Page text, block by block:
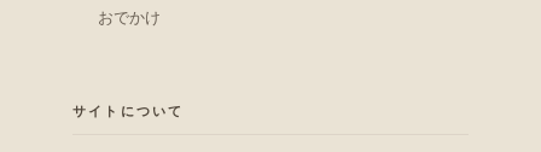
おでかけ
サイトについて